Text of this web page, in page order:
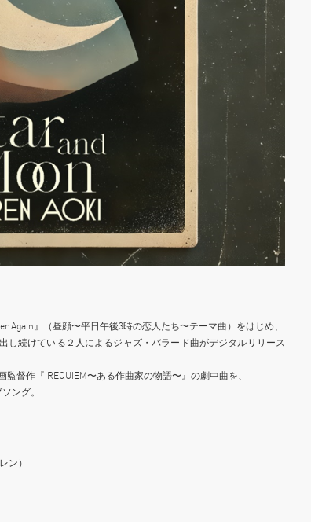
Again』（昼顔〜平日午後3時の恋人たち〜テーマ曲）をはじめ、
し続けている２人によるジャズ・バラード曲がデジタルリリース
督作『 REQUIEM〜ある作曲家の物語〜』の劇中曲を、
ング。
ン）